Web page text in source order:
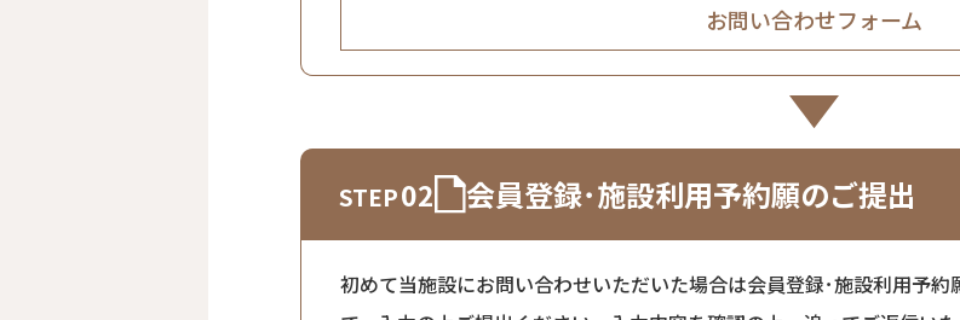
お問い合わせフォーム
02 会員登録･施設利用予約願のご提出
初めて当施設にお問い合わせいただいた場合は会員登録･施設利用予